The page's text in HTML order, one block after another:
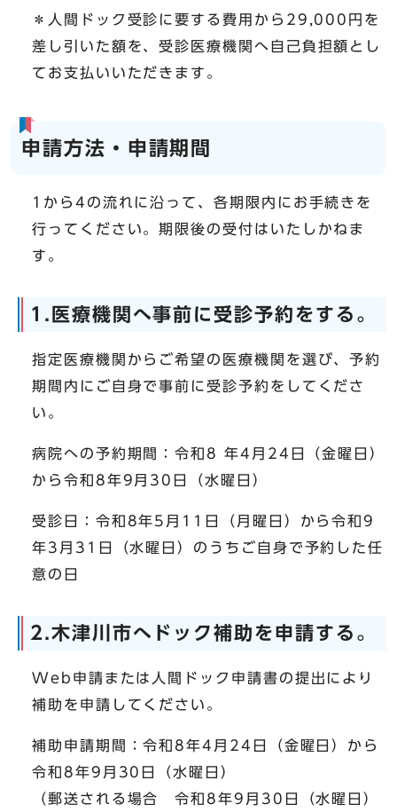
＊人間ドック受診に要する費用から29,000円を
差し引いた額を、受診医療機関へ自己負担額とし
てお支払いいただきます。
申請方法・申請期間
1から4の流れに沿って、各期限内にお手続きを
行ってください。期限後の受付はいたしかねま
す。
1.医療機関へ事前に受診予約をする。
指定医療機関からご希望の医療機関を選び、予約
期間内にご自身で事前に受診予約をしてくださ
い。
病院への予約期間：令和8 年4月24日（金曜日）
から令和8年9月30日（水曜日）
受診日：令和8年5月11日（月曜日）から令和9
年3月31日（水曜日）のうちご自身で予約した任
意の日
2.木津川市へドック補助を申請する。
Web申請または人間ドック申請書の提出により
補助を申請してください。
補助申請期間：令和8年4月24日（金曜日）から
令和8年9月30日（水曜日）
（郵送される場合 令和8年9月30日（水曜日）